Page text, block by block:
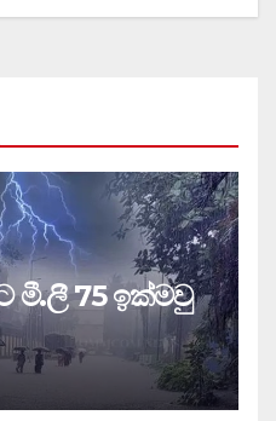
මී.ලී 75 ඉක්මවු